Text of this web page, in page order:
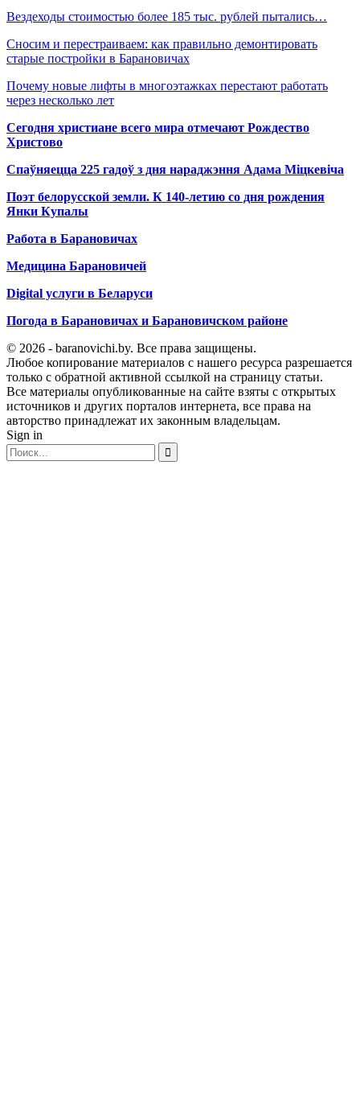
Вездеходы стоимостью более 185 тыс. рублей пытались…
Сносим и перестраиваем: как правильно демонтировать
старые постройки в Барановичах
Почему новые лифты в многоэтажках перестают работать
через несколько лет
Сегодня христиане всего мира отмечают Рождество
Христово
Спаўняецца 225 гадоў з дня нараджэння Адама Міцкевіча
Поэт белорусской земли. К 140-летию со дня рождения
Янки Купалы
Работа в Барановичах
Медицина Барановичей
Digital услуги в Беларуси
Погода в Барановичах и Барановичском районе
© 2026 - baranovichi.by. Все права защищены.
Любое копирование материалов с нашего ресурса разрешается
только с обратной активной ссылкой на страницу статьи.
Все материалы опубликованные на сайте взяты с открытых
источников и других порталов интернета, все права на
авторство принадлежат их законным владельцам.
Sign in